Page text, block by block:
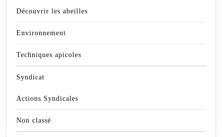
Découvrir les abeilles
Environnement
Techniques apicoles
Syndicat
Actions Syndicales
Non classé